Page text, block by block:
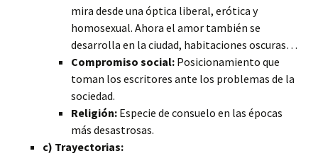
mira desde una óptica liberal, erótica y
homosexual. Ahora el amor también se
desarrolla en la ciudad, habitaciones oscuras…
Compromiso social: Posicionamiento que
toman los escritores ante los problemas de la
sociedad.
Religión: Especie de consuelo en las épocas
más desastrosas.
c) Trayectorias: